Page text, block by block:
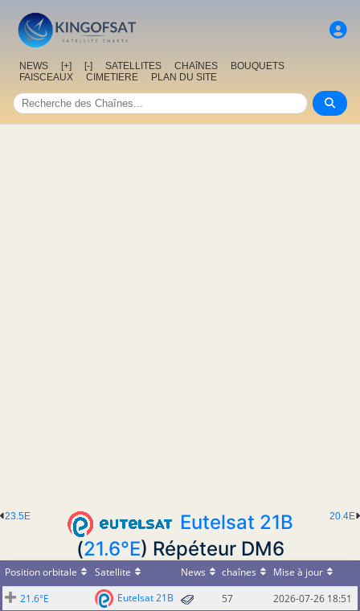
NEWS [+] [-] SATELLITES CHAîNES
BOUQUETS
FAISCEAUX
CIMETIERE PLAN DU SITE
20.4E
23.5E
Eutelsat 21B
(21.6°E) Répéteur DM6
Position orbitale Satellite News chaînes
Mise à jour
21.6°E
Eutelsat 21B 57 2026-07-26 18:51